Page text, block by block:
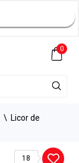
0
Licor de
18